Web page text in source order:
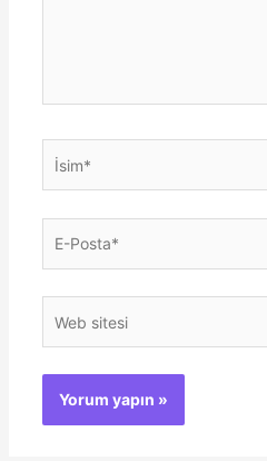
Posta*
sitesi